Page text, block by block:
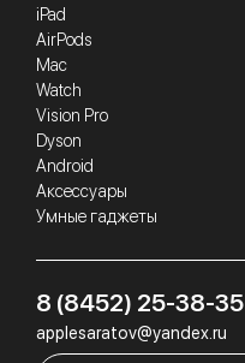
iPad
AirPods
Mac
Watch
Vision Pro
Dyson
Android
Аксессуары
Умные гаджеты
8 (8452) 25-38-35
applesaratov@yandex.ru